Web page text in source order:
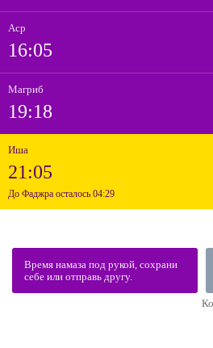
Аср
16:05
Магриб
19:18
Иша
21:05
До Фаджра осталось 04:29
Время намаза под рукой, сохрани
себе или отправь другу.